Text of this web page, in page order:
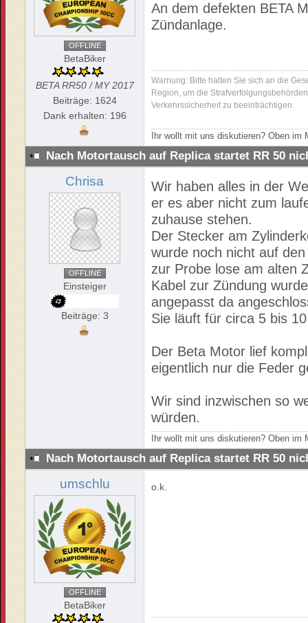
OFFLINE
BetaBiker
BETA RR50 / MY 2017
Beiträge: 1624
Dank erhalten: 196
An dem defekten BETA
Zündanlage.
Warnung: Bitte halten Sie sich an die
Region, um die
Verkehrssicherheit zu beeinträchtigen.
Ihr wollt mit uns diskutieren? Oben
Nach Motortausch auf Replica startet RR 50
Chrisa
OFFLINE
Einsteiger
Beiträge: 3
Wir haben alles in der
er es aber nicht zum
zuhause stehen.
Der Stecker am
wurde noch nicht auf
zur Probe lose am alten
Kabel zur Zündung
angepasst da
Sie läuft für circa 5 bis
Der Beta Motor lief
eigentlich nur die Feder
Wir sind inzwischen so
würden.
Ihr wollt mit uns diskutieren? Oben
Nach Motortausch auf Replica startet RR 50
umschlu
OFFLINE
BetaBiker
o.k.